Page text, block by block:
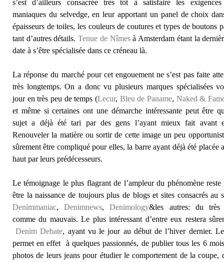
s’est d’ailleurs consacrée très tôt à satisfaire les
maniaques du selvedge, en leur apportant un panel de choix
épaisseurs de toiles, les couleurs de coutures et types de boutons
tant d’autres détails.Tenue de Nîmesà Amsterdam étant la
date à s’être spécialisée dans ce créneau là.
La réponse du marché pour cet engouement ne s’est pas faite
très longtemps. On a donc vu plusieurs marques spécialisées
jour en très peu de temps (Lecur, Bleu de Paname, Naked &
et même si certaines ont une démarche intéressante peut être
sujet a déjà été tari par des gens l’ayant mieux fait avant
Renouveler la matière ou sortir de cette image un peu
sûrement être compliqué pour elles, la barre ayant déjà été placée
haut par leurs prédécesseurs.
Le témoignage le plus flagrant de l’ampleur du phénomène reste
être la naissance de toujours plus de blogs et sites consacrés au
Denimmaniac,Denimnews,Denimology&les autres: du très
comme du mauvais. Le plus intéressant d’entre eux restera
Denim Debate, ayant vu le jour au début de l’hiver dernier.
permet en effet à quelques passionnés, de publier tous les 6
photos de leurs jeans pour étudier le comportement de la coupe,